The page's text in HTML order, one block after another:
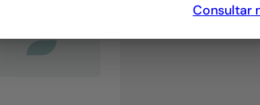
Consultar